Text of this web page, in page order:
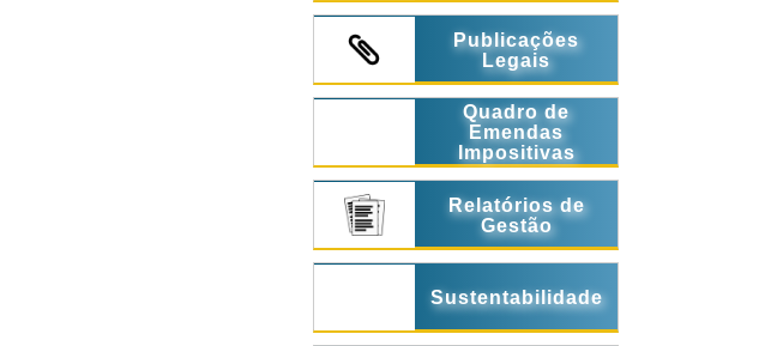
Publicações
Legais
Quadro de
Emendas
Impositivas
Relatórios de
Gestão
Sustentabilidade